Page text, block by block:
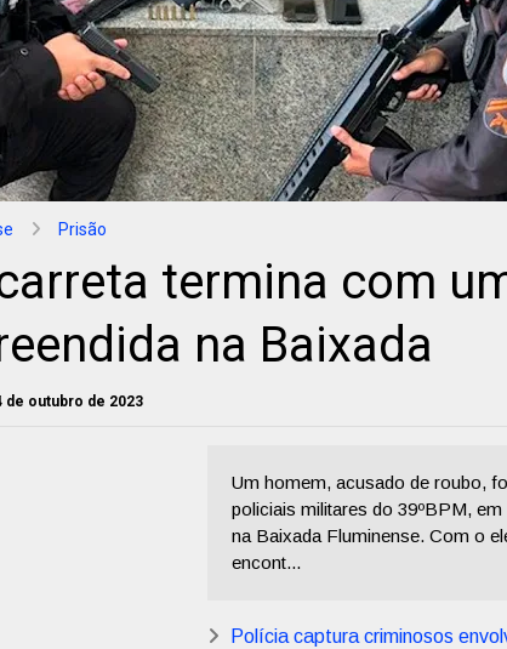
Prisão
termina com
na Baixada
de outubro de 2023
Um homem, acusado de roubo,
policiais militares do 39ºBPM,
na Baixada Fluminense. Com o
encont...
Polícia captura criminosos